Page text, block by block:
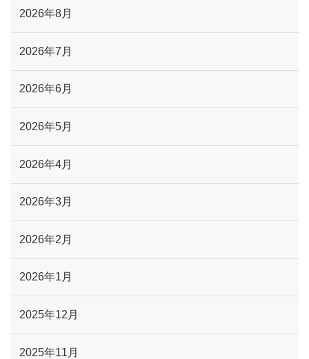
2026年8月
2026年7月
2026年6月
2026年5月
2026年4月
2026年3月
2026年2月
2026年1月
2025年12月
2025年11月